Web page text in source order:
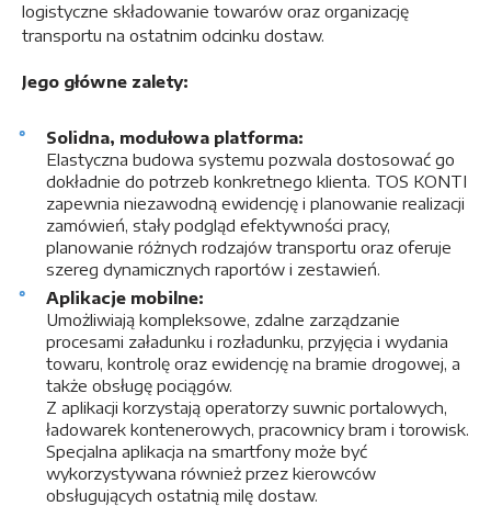
logistyczne składowanie towarów oraz organizację
transportu na ostatnim odcinku dostaw.
Jego główne zalety:
Solidna, modułowa platforma:
Elastyczna budowa systemu pozwala dostosować go
dokładnie do potrzeb konkretnego klienta. TOS KONTI
zapewnia niezawodną ewidencję i planowanie realizacji
zamówień, stały podgląd efektywności pracy,
planowanie różnych rodzajów transportu oraz oferuje
szereg dynamicznych raportów i zestawień.
Aplikacje mobilne:
Umożliwiają kompleksowe, zdalne zarządzanie
procesami załadunku i rozładunku, przyjęcia i wydania
towaru, kontrolę oraz ewidencję na bramie drogowej, a
także obsługę pociągów.
Z aplikacji korzystają operatorzy suwnic portalowych,
ładowarek kontenerowych, pracownicy bram i torowisk.
Specjalna aplikacja na smartfony może być
wykorzystywana również przez kierowców
obsługujących ostatnią milę dostaw.